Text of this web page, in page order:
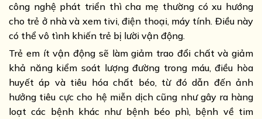
công nghệ phát triển thì cha mẹ thường có xu hướng
cho trẻ ở nhà và xem tivi, điện thoại, máy tính. Điều này
có thể vô tình khiến trẻ bị lười vận động.
Trẻ em ít vận động sẽ làm giảm trao đổi chất và giảm
khả năng kiểm soát lượng đường trong máu, điều hòa
huyết áp và tiêu hóa chất béo, từ đó dẫn đến ảnh
hưởng tiêu cực cho hệ miễn dịch cũng như gây ra hàng
loạt các bệnh khác như bệnh béo phì, bệnh về tim